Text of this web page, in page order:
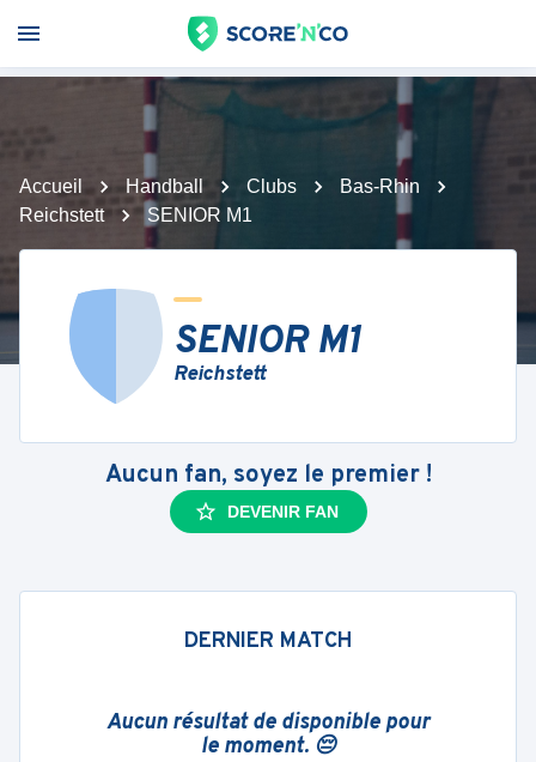
Accueil Handball Clubs
Bas-Rhin
Reichstett
SENIOR M1
SENIOR M1
Reichstett
Aucun fan, soyez le premier !
DEVENIR FAN
DERNIER MATCH
Aucun résultat de disponible pour
le moment. 😔